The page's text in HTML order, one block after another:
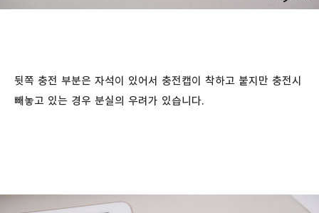
뒷쪽 충전 부분은 자석이 있어서 충전캡이 착하고 붙지만 충전시
빼놓고 있는 경우 분실의 우려가 있습니다.